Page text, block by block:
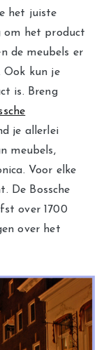
het juiste
om het product
de meubels er
Ook kun je
is. Breng
je allerlei
meubels,
Voor elke
De Bossche
over 1700
over het